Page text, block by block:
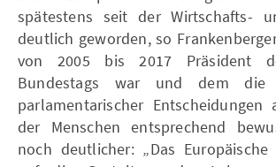
spätestens seit der Wirtschafts-
deutlich geworden, so
von 2005 bis 2017 Präsident
Bundestags war und dem die
parlamentarischer Entscheidungen
der Menschen entsprechend
noch deutlicher: „Das